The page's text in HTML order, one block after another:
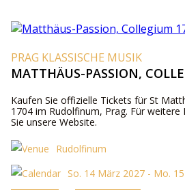
PRAG KLASSISCHE MUSIK
MATTHÄUS-PASSION,
Kaufen Sie offizielle Tickets für St
1704 im Rudolfinum, Prag. Für
Sie unsere Website.
Rudolfinum
So. 14 März 2027 - Mo.